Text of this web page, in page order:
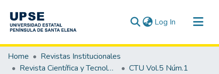
Log In (current)
Communities & Collections
All of DSpace
Home
Revistas Institucionales
Revista Científica y Tecnológica UPSE - CTU
CTU Vol.5 Núm.1